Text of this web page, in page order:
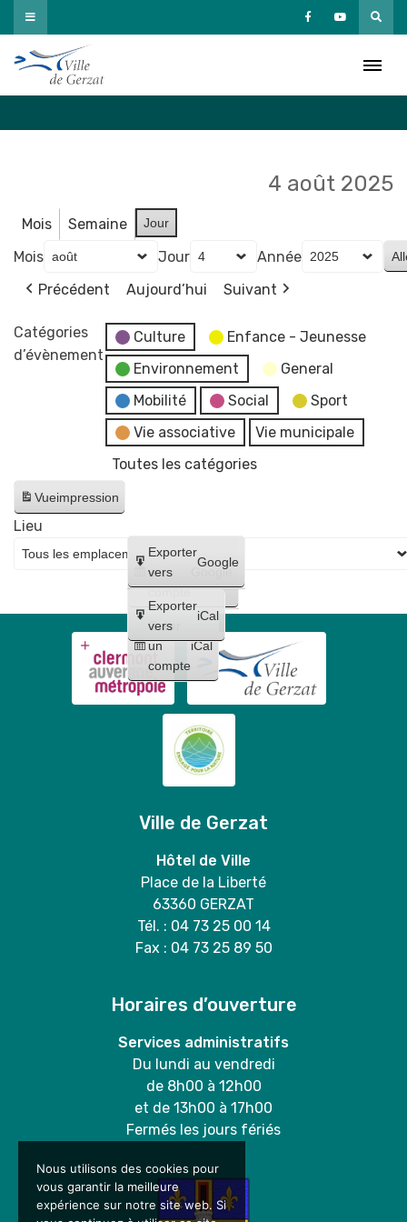
Passer
au
contenu
4 août 2025
Mois Semaine Jour
Mois Jour
Année
Précédent
Aujourd’hui Suivant
Catégories
d’évènement
Culture
Enfance - Jeunesse
Environnement
General
Mobilité
Social
Sport
Vie associative
Vie municipale
Toutes les catégories
Vueimpression
Créer
un
compte
Google
Créer
un
compte
iCal
Exporter
vers
Google
Exporter
vers
iCal
Lieu
Ville de Gerzat
Hôtel de Ville
Place de la Liberté
63360 GERZAT
Tél. : 04 73 25 00 14
Fax : 04 73 25 89 50
Horaires d’ouverture
Services administratifs
Du lundi au vendredi
de 8h00 à 12h00
et de 13h00 à 17h00
Fermés les jours fériés
Nous utilisons des cookies pour
vous garantir la meilleure
expérience sur notre site web. Si